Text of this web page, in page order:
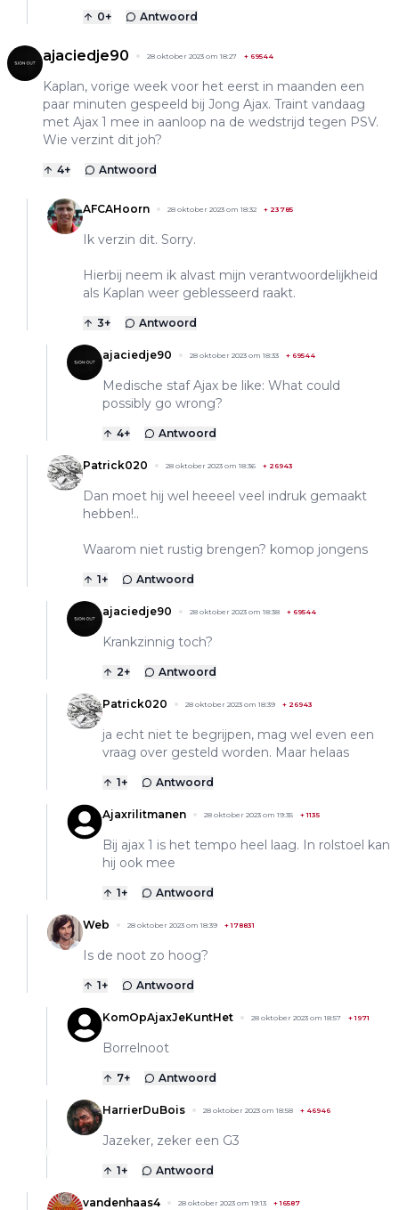
0+ Antwoord
ajaciedje90 28 oktober 2023 om 18:27 + 69544
Kaplan, vorige week voor het eerst in maanden een
paar minuten gespeeld bij Jong Ajax. Traint vandaag
met Ajax 1 mee in aanloop na de wedstrijd tegen PSV.
Wie verzint dit joh?
4+ Antwoord
AFCAHoorn 28 oktober 2023 om 18:32 + 23785
Ik verzin dit. Sorry.
Hierbij neem ik alvast mijn verantwoordelijkheid
als Kaplan weer geblesseerd raakt.
3+ Antwoord
ajaciedje90 28 oktober 2023 om 18:33 + 69544
Medische staf Ajax be like: What could
possibly go wrong?
4+ Antwoord
Patrick020 28 oktober 2023 om 18:36 + 26943
Dan moet hij wel heeeel veel indruk gemaakt
hebben!..
Waarom niet rustig brengen? komop jongens
1+ Antwoord
ajaciedje90 28 oktober 2023 om 18:38 + 69544
Krankzinnig toch?
2+ Antwoord
Patrick020 28 oktober 2023 om 18:39 + 26943
ja echt niet te begrijpen, mag wel even een
vraag over gesteld worden. Maar helaas
1+ Antwoord
Ajaxrilitmanen 28 oktober 2023 om 19:35 +1135
Bij ajax 1 is het tempo heel laag. In rolstoel kan
hij ook mee
1+ Antwoord
Web 28 oktober 2023 om 18:39 +178831
Is de noot zo hoog?
1+ Antwoord
KomOpAjaxJeKuntHet 28 oktober 2023 om 18:57 +1971
Borrelnoot
7+ Antwoord
HarrierDuBois 28 oktober 2023 om 18:58 + 46946
Jazeker, zeker een G3
1+ Antwoord
vandenhaas4 28 oktober 2023 om 19:13 +16587